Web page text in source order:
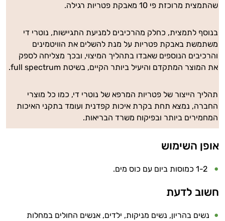
שהתמצית מרוכזת פי 10 מאבקת פטריות רגילה.
בנוסף לתמצית, כחלק מהרכיבים למניעת התגיישות, נוטרי די
משתמשת באבקת פטריות על מנת להשלים את הוויטמינים
והרכיבים הנוספים שאבדו בתהליך המיצוי, ובכך מצליחה לספק
את המוצר המתקדם והיעיל ביותר הקיים, בשיטת full spectrum.
תהליך הייצור של פטריות המרפא של נוטרי די, כמו כל מוצרי
החברה, נמצא תחת בקרת איכות קפדנית ועומד בתקני האיכות
המחמירים ביותר ובפיקוח משרד הבריאות.
אופן השימוש
חשוב לדעת
נשים בהריון, נשים מניקות, ילדים, אנשים החולים במחלות